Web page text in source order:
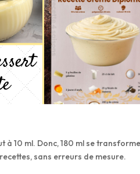
à 10 ml. Donc, 180 ml se
sans erreurs de mesure.